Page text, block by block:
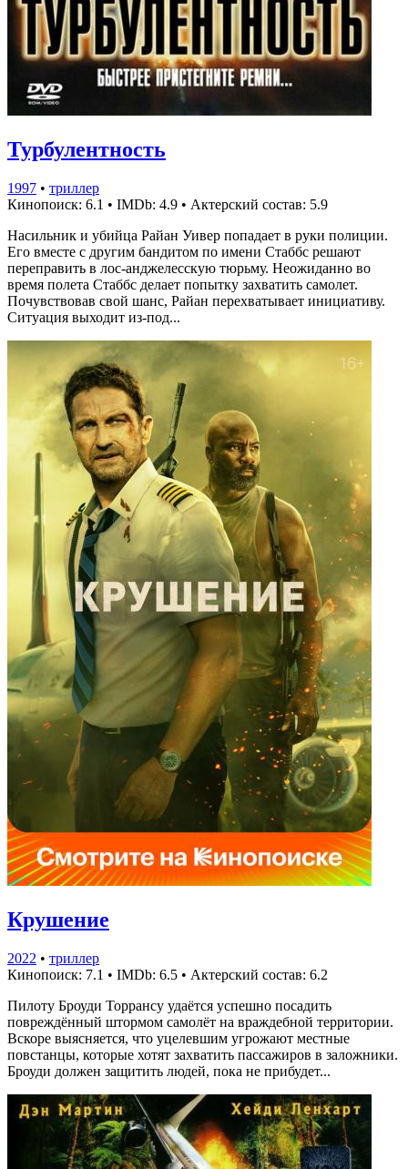
Турбулентность
1997 • триллер
Кинопоиск: 6.1 • IMDb: 4.9 • Актерский состав: 5.9
Насильник и убийца Райан Уивер попадает в руки полиции.
Его вместе с другим бандитом по имени Стаббс решают
переправить в лос-анджелесскую тюрьму. Неожиданно во
время полета Стаббс делает попытку захватить самолет.
Почувствовав свой шанс, Райан перехватывает инициативу.
Ситуация выходит из-под...
Крушение
2022 • триллер
Кинопоиск: 7.1 • IMDb: 6.5 • Актерский состав: 6.2
Пилоту Броуди Торрансу удаётся успешно посадить
повреждённый штормом самолёт на враждебной территории.
Вскоре выясняется, что уцелевшим угрожают местные
повстанцы, которые хотят захватить пассажиров в заложники.
Броуди должен защитить людей, пока не прибудет...